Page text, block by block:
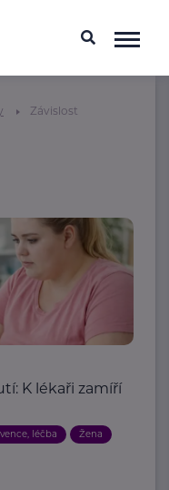
Závislost
K lékaři zamíří
léčba Žena